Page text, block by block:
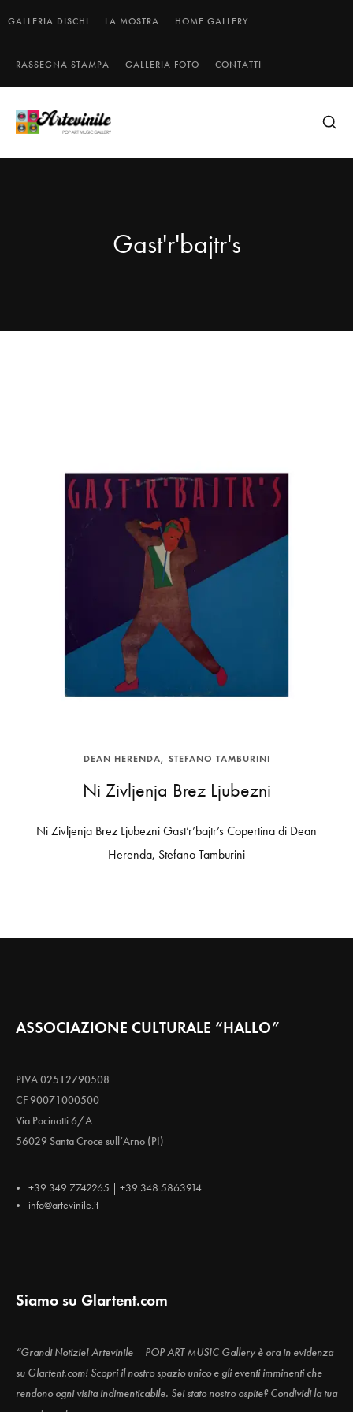
GALLERIA DISCHI LA MOSTRA HOME GALLERY
RASSEGNA STAMPA GALLERIA FOTO CONTATTI
Gast'r'bajtr's
DEAN HERENDA STEFANO TAMBURINI
Ni Zivljenja Brez Ljubezni
Ni Zivljenja Brez Ljubezni Gast’r’bajtr’s Copertina di Dean
Herenda, Stefano Tamburini
ASSOCIAZIONE CULTURALE “HALLO”
PIVA 02512790508
CF 90071000500
Via Pacinotti 6/A
56029 Santa Croce sull’Arno (PI)
+39 349 7742265 | +39 348 5863914
info@artevinile.it
Siamo su Glartent.com
“Grandi Notizie! Artevinile – POP ART MUSIC Gallery è ora in evidenza
su Glartent.com! Scopri il nostro spazio unico e gli eventi imminenti che
rendono ogni visita indimenticabile. Sei stato nostro ospite? Condividi la tua